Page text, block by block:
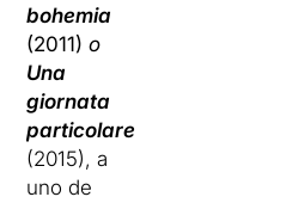
bohemia
(2011) o
Una
giornata
particolare
(2015), a
uno de